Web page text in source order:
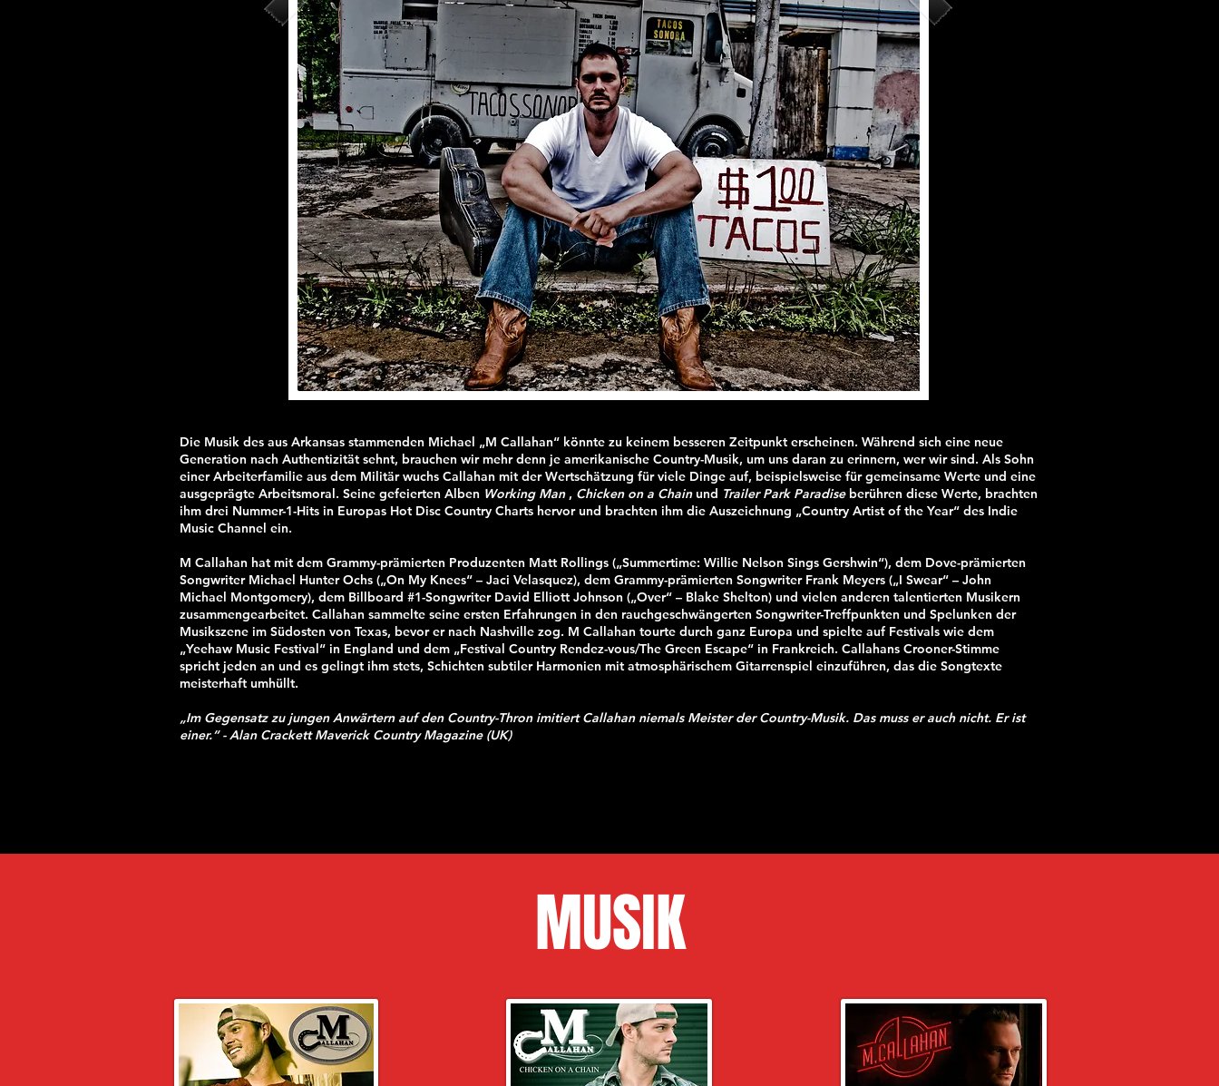
Die Musik des aus Arkansas stammenden Michael „M Callahan“ könnte zu keinem besseren Zeitpunkt erscheinen. Während sich eine neue
Generation nach Authentizität sehnt, brauchen wir mehr denn je amerikanische Country-Musik, um uns daran zu erinnern, wer wir sind. Als Sohn
einer Arbeiterfamilie aus dem Militär wuchs Callahan mit der Wertschätzung für viele Dinge auf, beispielsweise für gemeinsame Werte und eine
ausgeprägte Arbeitsmoral. Seine gefeierten Alben Working Man, Chicken on a Chainund Trailer Park Paradiseberühren diese Werte, brachten
ihm drei Nummer-1-Hits in Europas Hot Disc Country Charts hervor und brachten ihm die Auszeichnung „Country Artist of the Year“ des Indie
Music Channel ein.
M Callahan hat mit dem Grammy-prämierten Produzenten Matt Rollings („Summertime: Willie Nelson Sings Gershwin“), dem Dove-prämierten
Songwriter Michael Hunter Ochs („On My Knees“ – Jaci Velasquez), dem Grammy-prämierten Songwriter Frank Meyers („I Swear“ – John
Michael Montgomery), dem Billboard #1-Songwriter David Elliott Johnson („Over“ – Blake Shelton) und vielen anderen talentierten Musikern
zusammengearbeitet. Callahan sammelte seine ersten Erfahrungen in den rauchgeschwängerten Songwriter-Treffpunkten und Spelunken der
Musikszene im Südosten von Texas, bevor er nach Nashville zog. M Callahan tourte durch ganz Europa und spielte auf Festivals wie dem
„Yeehaw Music Festival“ in England und dem „Festival Country Rendez-vous/The Green Escape“ in Frankreich. Callahans Crooner-Stimme
spricht jeden an und es gelingt ihm stets, Schichten subtiler Harmonien mit atmosphärischem Gitarrenspiel einzuführen, das die Songtexte
meisterhaft umhüllt.
„Im Gegensatz zu jungen Anwärtern auf den Country-Thron imitiert Callahan niemals Meister der Country-Musik. Das muss er auch nicht. Er ist
einer.“ - Alan Crackett Maverick Country Magazine (UK)
MUSIK